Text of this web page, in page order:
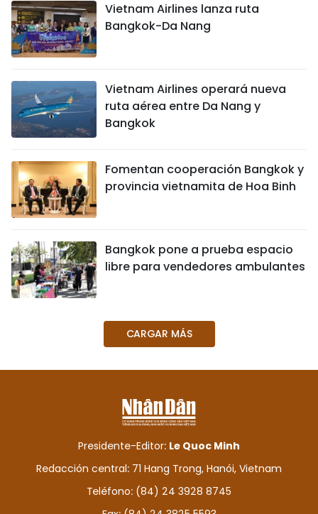
Vietnam Airlines lanza ruta
Bangkok-Da Nang
Vietnam Airlines operará nueva
ruta aérea entre Da Nang y
Bangkok
Fomentan cooperación Bangkok y
provincia vietnamita de Hoa Binh
Bangkok pone a prueba espacio
libre para vendedores ambulantes
CARGAR MÁS
Presidente-Editor: Le Quoc Minh
Redacción central: 71 Hang Trong, Hanói, Vietnam
Teléfono: (84) 24 3928 8745